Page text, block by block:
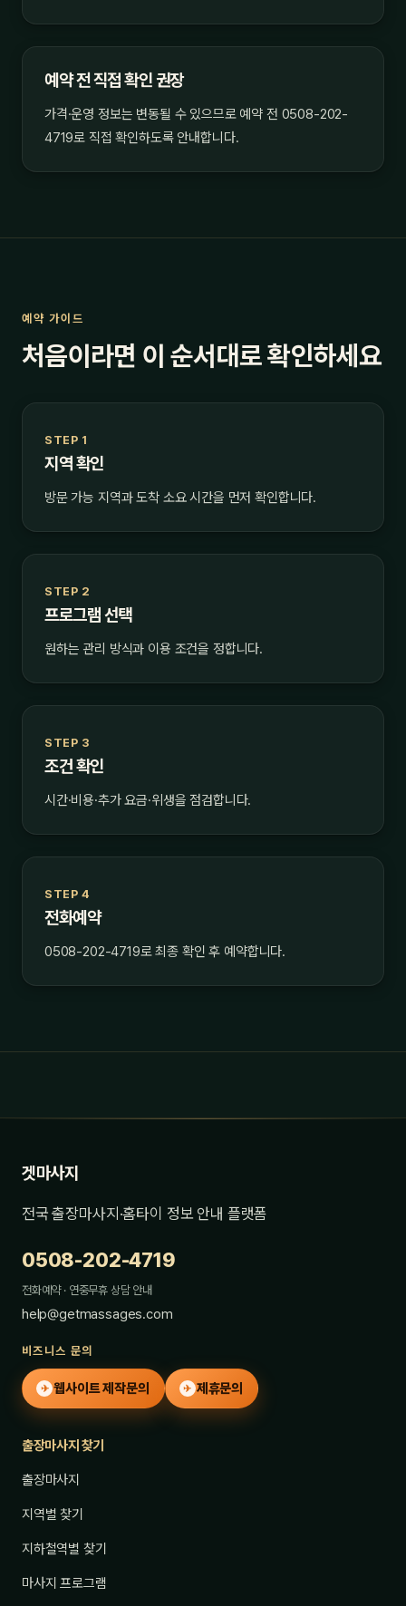
예약 전 직접 확인 권장
가격·운영 정보는 변동될 수 있으므로 예약 전 0508-202-
4719로 직접 확인하도록 안내합니다.
예약 가이드
처음이라면 이 순서대로 확인하세요
STEP 1
지역 확인
방문 가능 지역과 도착 소요 시간을 먼저 확인합니다.
STEP 2
프로그램 선택
원하는 관리 방식과 이용 조건을 정합니다.
STEP 3
조건 확인
시간·비용·추가 요금·위생을 점검합니다.
STEP 4
전화예약
0508-202-4719로 최종 확인 후 예약합니다.
겟마사지
전국 출장마사지·홈타이 정보 안내 플랫폼
0508-202-4719
전화예약 · 연중무휴 상담 안내
help@getmassages.com
비즈니스 문의
✈ 웹사이트 제작문의 ✈ 제휴문의
출장마사지 찾기
출장마사지
지역별 찾기
지하철역별 찾기
마사지 프로그램